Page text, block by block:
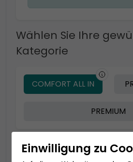
Wählen Sie Ihre
Kategorie
COMFORT ALL IN
PREMIUM
-200 € - Frühbucher
Einwilligung zu